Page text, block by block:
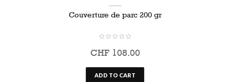
Couverture de parc 200 gr
CHF108.00
ADD TO CART